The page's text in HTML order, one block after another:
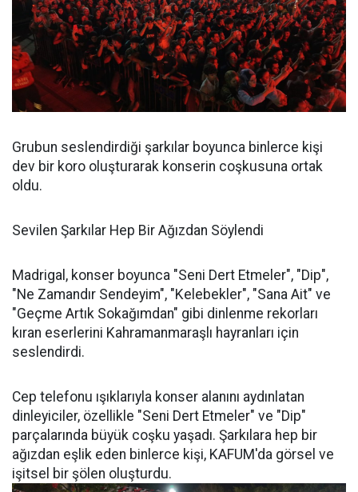
Grubun seslendirdiği şarkılar boyunca binlerce kişi
dev bir koro oluşturarak konserin coşkusuna ortak
oldu.
Sevilen Şarkılar Hep Bir Ağızdan Söylendi
Madrigal, konser boyunca "Seni Dert Etmeler", "Dip",
"Ne Zamandır Sendeyim", "Kelebekler", "Sana Ait" ve
"Geçme Artık Sokağımdan" gibi dinlenme rekorları
kıran eserlerini Kahramanmaraşlı hayranları için
seslendirdi.
Cep telefonu ışıklarıyla konser alanını aydınlatan
dinleyiciler, özellikle "Seni Dert Etmeler" ve "Dip"
parçalarında büyük coşku yaşadı. Şarkılara hep bir
ağızdan eşlik eden binlerce kişi, KAFUM'da görsel ve
işitsel bir şölen oluşturdu.